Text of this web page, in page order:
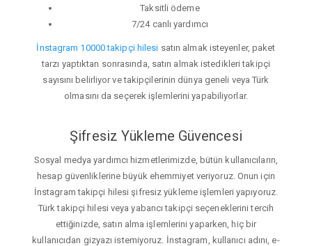
Taksitli ödeme
7/24 canlı yardımcı
İnstagram 10000 takipçi hilesi satın almak isteyenler, paket
tarzı yaptıktan sonrasında, satın almak istedikleri takipçi
sayısını belirliyor ve takipçilerinin dünya geneli veya Türk
olmasını da seçerek işlemlerini yapabiliyorlar.
Şifresiz Yükleme Güvencesi
Sosyal medya yardımcı hizmetlerimizde, bütün kullanıcıların,
hesap güvenliklerine büyük ehemmiyet veriyoruz. Onun için
İnstagram takipçi hilesi şifresiz yükleme işlemleri yapıyoruz.
Türk takipçi hilesi veya yabancı takipçi seçeneklerini tercih
ettiğinizde, satın alma işlemlerini yaparken, hiç bir
kullanıcıdan gizyazı istemiyoruz. İnstagram, kullanıcı adını, e-